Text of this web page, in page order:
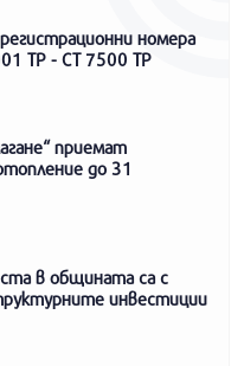
номера
ТР - СТ 7500 ТР
приемат
до 31
в общината са с
инвестиции